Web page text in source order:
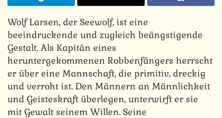
Wolf Larsen, der Seewolf, ist eine
beeindruckende und zugleich beängstigende
Gestalt. Als Kapitän eines
heruntergekommenen Robbenfängers herrscht
er über eine Mannschaft, die primitiv, dreckig
und verroht ist. Den Männern an Männlichkeit
und Geisteskraft überlegen, unterwirft er sie
mit Gewalt seinem Willen. Seine